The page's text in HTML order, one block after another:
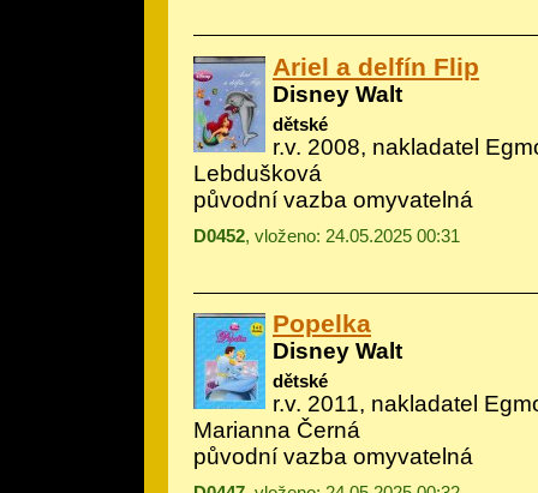
Ariel a delfín Flip
Disney Walt
dětské
r.v. 2008, nakladatel
Lebdušková
původní vazba omyvatelná
D0452, vloženo: 24.05.2025 00:31
Popelka
Disney Walt
dětské
r.v. 2011, nakladatel
Marianna Černá
původní vazba omyvatelná